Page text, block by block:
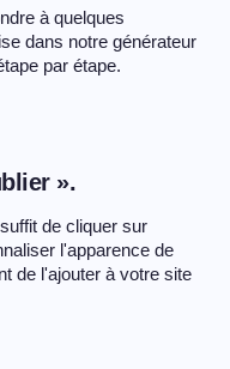
à quelques
dans notre générateur
par étape.
».
de cliquer sur
l'apparence de
de l'ajouter à votre site